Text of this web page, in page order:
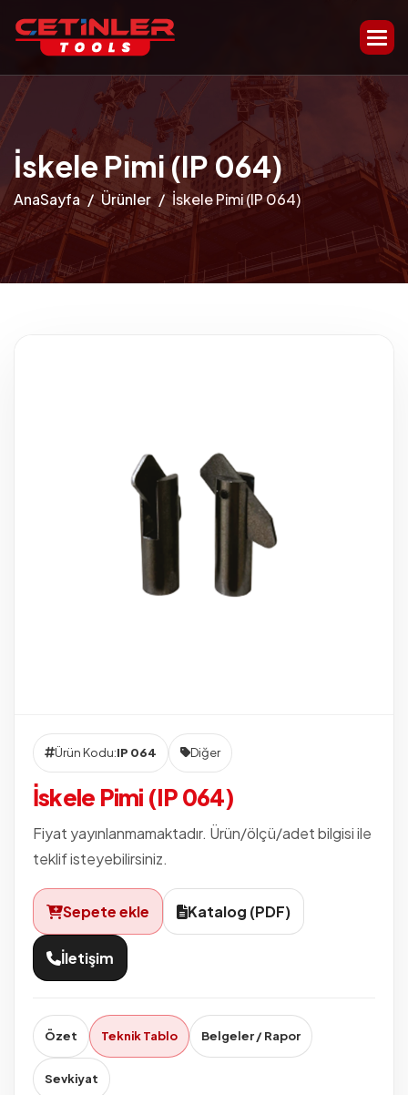
İskele Pimi (IP 064)
AnaSayfa Ürünler İskele Pimi (IP 064)
Ürün Kodu:IP 064 Diğer
İskele Pimi (IP 064)
Fiyat yayınlanmamaktadır. Ürün/ölçü/adet bilgisi ile
teklif isteyebilirsiniz.
Sepete ekle Katalog (PDF)
İletişim
Özet Teknik Tablo Belgeler / Rapor
Sevkiyat